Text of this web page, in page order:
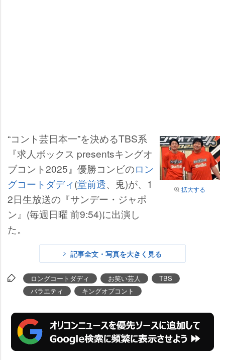
拡大する
“コント芸日本一”を決めるTBS系
『求人ボックス presentsキングオ
ブコント2025』優勝コンビのロン
グコートダディ(堂前透、兎)が、1
2日生放送の『サンデー・ジャポ
ン』(毎週日曜 前9:54)に出演し
た。
記事全文・写真を大きく見る
ロングコートダディ お笑い芸人
TBS
バラエティ
キングオブコント